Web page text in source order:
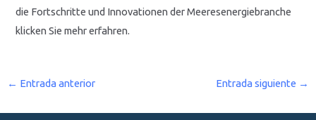
die Fortschritte und Innovationen der Meeresenergiebranche
klicken Sie mehr erfahren.
← Entrada anterior Entrada siguiente →